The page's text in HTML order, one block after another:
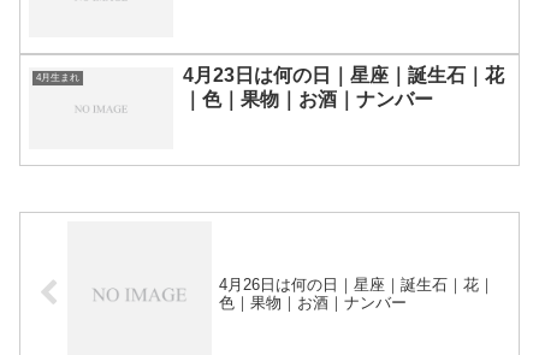
4月生まれ
4月23日は何の日｜星座｜誕生石｜花
｜色｜果物｜お酒｜ナンバー
4月26日は何の日｜星座｜誕生石｜花｜
色｜果物｜お酒｜ナンバー